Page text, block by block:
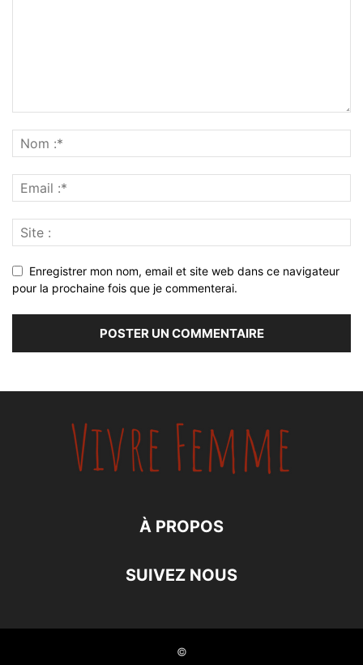
Enregistrer mon nom, email et site web dans ce navigateur
pour la prochaine fois que je commenterai.
À PROPOS
SUIVEZ NOUS
©